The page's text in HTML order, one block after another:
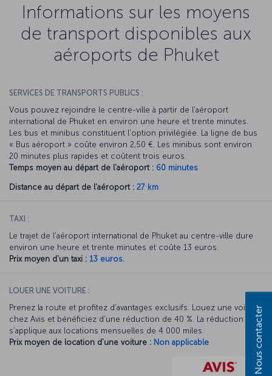
Informations sur les moyens
de transport disponibles aux
aéroports de Phuket
SERVICES DE TRANSPORTS PUBLICS :
Vous pouvez rejoindre le centre-ville à partir de l’aéroport
international de Phuket en environ une heure et trente minutes.
Les bus et minibus constituent l’option privilégiée. La ligne de bus
« Bus aéroport » coûte environ 2,50 €. Les minibus sont environ
20 minutes plus rapides et coûtent trois euros.
Temps moyen au départ de l'aéroport : 60 minutes
Distance au départ de l'aéroport : 27 km
TAXI :
Le trajet de l’aéroport international de Phuket au centre-ville dure
environ une heure et trente minutes et coûte 13 euros.
Prix moyen d'un taxi : 13 euros.
LOUER UNE VOITURE :
Prenez la route et profitez d’avantages exclusifs. Louez une voiture
chez Avis et bénéficiez d’une réduction de 40 %. La réduction Avis
s’applique aux locations mensuelles de 4 000 miles.
Prix moyen de location d'une voiture : Non applicable Nous contacter